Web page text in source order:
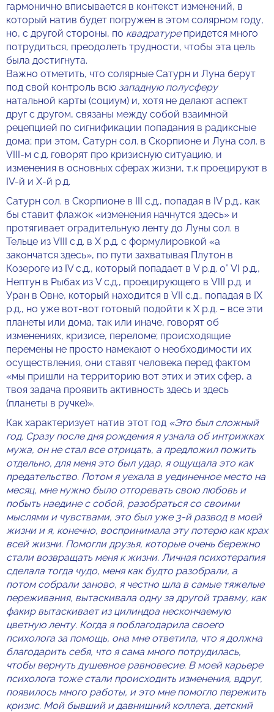
гармонично вписывается в контекст изменений, в
который натив будет погружен в этом солярном году,
но, с другой стороны, по квадратурепридется много
потрудиться, преодолеть трудности, чтобы эта цель
была достигнута.
Важно отметить, что солярные Сатурн и Луна берут
под свой контроль всю западную полусферу
натальной карты (социум) и, хотя не делают аспект
друг с другом, связаны между собой взаимной
рецепцией по сигнификации попадания в радиксные
дома; при этом, Сатурн сол. в Скорпионе и Луна сол. в
VIII-м с.д. говорят про кризисную ситуацию, и
изменения в основных сферах жизни, т.к проецируют в
IV-й и X-й р.д.
Сатурн сол. в Скорпионе в III с.д., попадая в IV р.д., как
бы ставит флажок «изменения начнутся здесь» и
протягивает оградительную ленту до Луны сол. в
Тельце из VIII с.д. в X р.д. с формулировкой «а
закончатся здесь», по пути захватывая Плутон в
Козероге из IV с.д., который попадает в V р.д. 0° VI р.д.,
Нептун в Рыбах из V с.д., проецирующего в VIII р.д. и
Уран в Овне, который находится в VII с.д., попадая в IX
р.д., но уже вот-вот готовый подойти к X р.д. – все эти
планеты или дома, так или иначе, говорят об
изменениях, кризисе, переломе; происходящие
перемены не просто намекают о необходимости их
осуществления, они ставят человека перед фактом
«мы пришли на территорию вот этих и этих сфер, а
твоя задача проявить активность здесь и здесь
(планеты в ручке)».
Как характеризует натив этот год «Это был сложный
год. Сразу после дня рождения я узнала об интрижках
мужа, он не стал все отрицать, а предложил пожить
отдельно, для меня это был удар, я ощущала это как
предательство. Потом я уехала в уединенное место на
месяц, мне нужно было отгоревать свою любовь и
побыть наедине с собой, разобраться со своими
мыслями и чувствами, это был уже 3-й развод в моей
жизни и я, конечно, воспринимала эту потерю как крах
всей жизни. Помогли друзья, которые очень бережно
стали возвращать меня к жизни. Личная психотерапия
сделала тогда чудо, меня как будто разобрали, а
потом собрали заново, я честно шла в самые тяжелые
переживания, вытаскивала одну за другой травму, как
факир вытаскивает из цилиндра нескончаемую
цветную ленту. Когда я поблагодарила своего
психолога за помощь, она мне ответила, что я должна
благодарить себя, что я сама много потрудилась,
чтобы вернуть душевное равновесие. В моей карьере
психолога тоже стали происходить изменения, вдруг,
появилось много работы, и это мне помогло пережить
кризис. Мой бывший и давнишний коллега, детский